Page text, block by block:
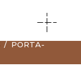
PORTA-